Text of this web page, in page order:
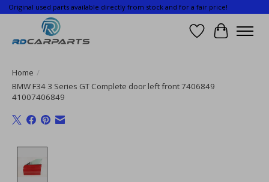
Original used parts available directly from stock and for a fair price!
WishlistCart
Home /
BMW F34 3 Series GT Complete door left front 7406849
41007406849